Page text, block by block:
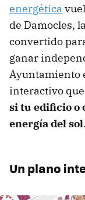
energética
de Damocles,
convertido
ganar
Ayuntamiento
interactivo
si tu edificio o
energía del sol.
Un plano